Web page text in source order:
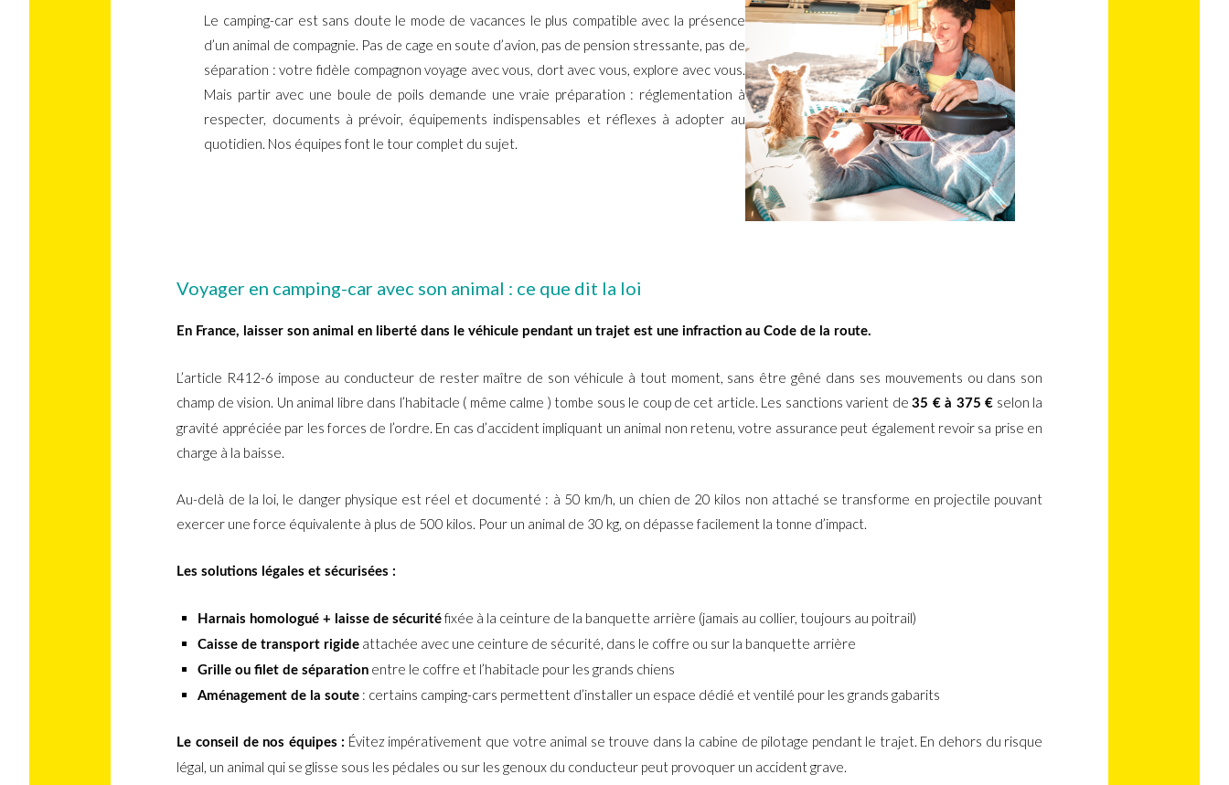
Le camping-car est sans doute le mode de vacances le plus compatible avec la présence
d’un animal de compagnie. Pas de cage en soute d’avion, pas de pension stressante, pas de
séparation : votre fidèle compagnon voyage avec vous, dort avec vous, explore avec vous.
Mais partir avec une boule de poils demande une vraie préparation : réglementation à
respecter, documents à prévoir, équipements indispensables et réflexes à adopter au
quotidien. Nos équipes font le tour complet du sujet.
Voyager en camping-car avec son animal : ce que dit la loi
En France, laisser son animal en liberté dans le véhicule pendant un trajet est une infraction au Code de la route.
L’article R412-6 impose au conducteur de rester maître de son véhicule à tout moment, sans être gêné dans ses mouvements ou dans son
champ de vision. Un animal libre dans l’habitacle ( même calme ) tombe sous le coup de cet article. Les sanctions varient de35 € à 375 € selon la
gravité appréciée par les forces de l’ordre. En cas d’accident impliquant un animal non retenu, votre assurance peut également revoir sa prise en
charge à la baisse.
Au-delà de la loi, le danger physique est réel et documenté : à 50 km/h, un chien de 20 kilos non attaché se transforme en projectile pouvant
exercer une force équivalente à plus de 500 kilos. Pour un animal de 30 kg, on dépasse facilement la tonne d’impact.
Les solutions légales et sécurisées :
Harnais homologué + laisse de sécurité fixée à la ceinture de la banquette arrière (jamais au collier, toujours au poitrail)
Caisse de transport rigide attachée avec une ceinture de sécurité, dans le coffre ou sur la banquette arrière
Grille ou filet de séparation entre le coffre et l’habitacle pour les grands chiens
Aménagement de la soute : certains camping-cars permettent d’installer un espace dédié et ventilé pour les grands gabarits
Le conseil de nos équipes : Évitez impérativement que votre animal se trouve dans la cabine de pilotage pendant le trajet. En dehors du risque
légal, un animal qui se glisse sous les pédales ou sur les genoux du conducteur peut provoquer un accident grave.